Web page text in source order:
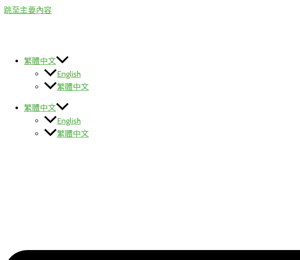
跳至主要內容
繁體中文
English
繁體中文
繁體中文
English
繁體中文